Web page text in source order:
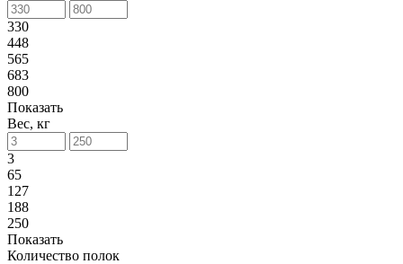
330
448
565
683
800
Показать
Вес, кг
3
65
127
188
250
Показать
Количество полок